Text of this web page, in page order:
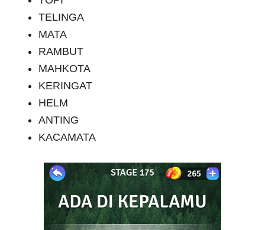
TELINGA
MATA
RAMBUT
MAHKOTA
KERINGAT
HELM
ANTING
KACAMATA